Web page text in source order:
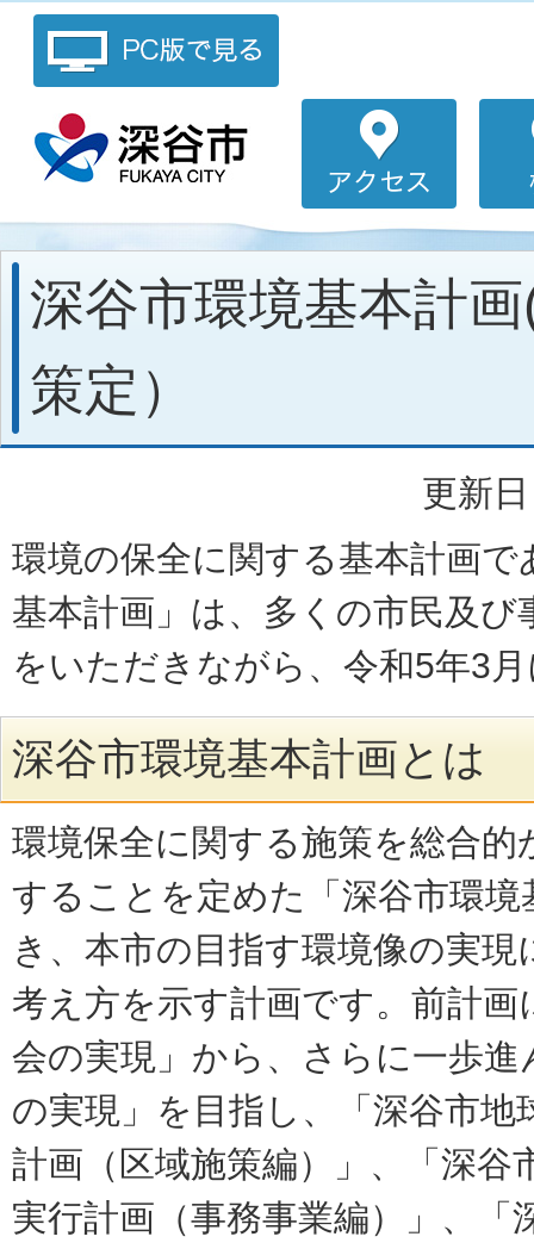
深谷市環境基本計
策定）
更新
環境の保全に関する基本計画で
基本計画」は、多くの市民及び
をいただきながら、令和5年3
深谷市環境基本計画とは
環境保全に関する施策を総合的
することを定めた「深谷市環境
き、本市の目指す環境像の実
考え方を示す計画です。前計画
会の実現」から、さらに一歩進
の実現」を目指し、「深谷市地
計画（区域施策編）」、「深谷
実行計画（事務事業編）」、「